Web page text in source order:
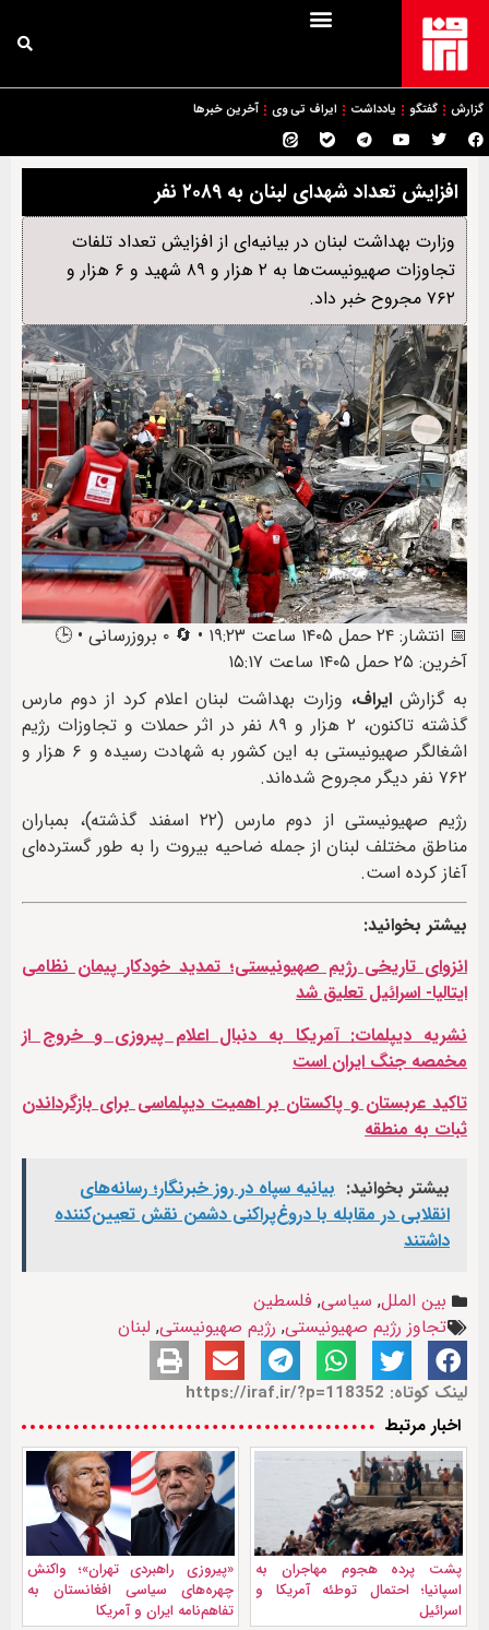
گزارش گفتگو یادداشت ایراف تی وی آخرین خبرها
افزایش تعداد شهدای لبنان به ۲۰۸۹ نفر
وزارت بهداشت لبنان در بیانیه‌ای از افزایش تعداد تلفات
تجاوزات صهیونیست‌ها به ۲ هزار و ۸۹ شهید و ۶ هزار و
۷۶۲ مجروح خبر داد.
📅 انتشار: ۲۴ حمل ۱۴۰۵ ساعت ۱۹:۲۳ • 🔄 ۰ بروزرسانی • 🕒
آخرین: ۲۵ حمل ۱۴۰۵ ساعت ۱۵:۱۷
به گزارشایراف، وزارت بهداشت لبنان اعلام کرد از دوم مارس
گذشته تاکنون، ۲ هزار و ۸۹ نفر در اثر حملات و تجاوزات رژیم
اشغالگر صهیونیستی به این کشور به شهادت رسیده و ۶ هزار و
۷۶۲ نفر دیگر مجروح شده‌اند.
رژیم صهیونیستی از دوم مارس (۲۲ اسفند گذشته)، بمباران
مناطق مختلف لبنان از جمله ضاحیه بیروت را به طور گسترده‌ای
آغاز کرده است.
بیشتر بخوانید:
انزوای تاریخی رژيم صهيونيستی؛ تمدید خودکار پیمان نظامی
ایتالیا- اسرائیل تعلیق شد
نشریه دیپلمات: آمریکا به دنبال اعلام پیروزی و خروج از
مخمصه جنگ ایران است
تاکید عربستان و پاکستان بر اهمیت دیپلماسی برای بازگرداندن
ثبات به منطقه
بیشتر بخوانید: بیانیه سپاه در روز خبرنگار؛ رسانه‌های
انقلابی در مقابله با دروغ‌پراکنی دشمن نقش تعیین‌کننده
داشتند
بین الملل, سیاسی, فلسطین
تجاوز رژیم صهیونیستی, رژیم صهیونیستی, لبنان
لینک کوتاه: https://iraf.ir/?p=118352
اخبار مرتبط
پشت پرده هجوم مهاجران به
اسپانیا؛ احتمال توطئه آمریکا و
اسرائیل
«پیروزی راهبردی تهران»؛ واکنش
چهره‌های سیاسی افغانستان به
تفاهم‌نامه ایران و آمریکا